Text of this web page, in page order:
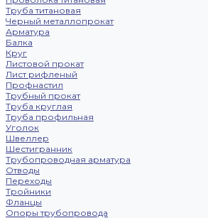
Труба титановая
Черный металлопрокат
Арматура
Балка
Круг
Листовой прокат
Лист рифленый
Профнастил
Трубный прокат
Труба круглая
Труба профильная
Уголок
Швеллер
Шестигранник
Трубопроводная арматура
Отводы
Переходы
Тройники
Фланцы
Опоры трубопровода